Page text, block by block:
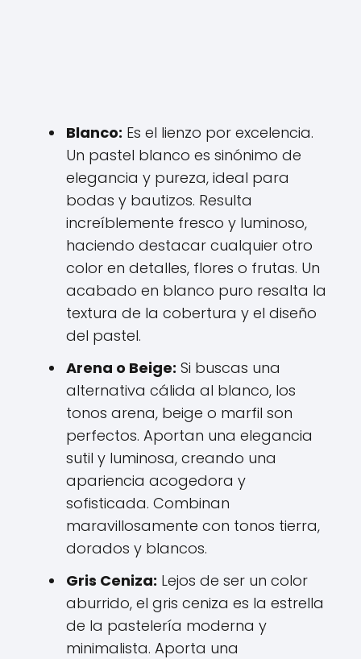
Blanco: Es el lienzo por excelencia.
Un pastel blanco es sinónimo de
elegancia y pureza, ideal para
bodas y bautizos. Resulta
increíblemente fresco y luminoso,
haciendo destacar cualquier otro
color en detalles, flores o frutas. Un
acabado en blanco puro resalta la
textura de la cobertura y el diseño
del pastel.
Arena o Beige: Si buscas una
alternativa cálida al blanco, los
tonos arena, beige o marfil son
perfectos. Aportan una elegancia
sutil y luminosa, creando una
apariencia acogedora y
sofisticada. Combinan
maravillosamente con tonos tierra,
dorados y blancos.
Gris Ceniza: Lejos de ser un color
aburrido, el gris ceniza es la estrella
de la pastelería moderna y
minimalista. Aporta una